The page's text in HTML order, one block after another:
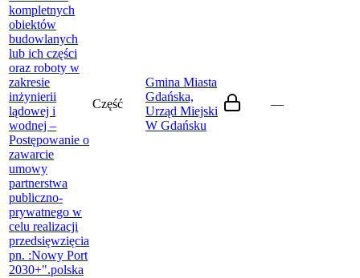
kompletnych
obiektów
budowlanych
lub ich części
oraz roboty w
zakresie
inżynierii
lądowej i
wodnej –
Postępowanie o
zawarcie
umowy
partnerstwa
publiczno-
prywatnego w
celu realizacji
przedsięwzięcia
pn. :Nowy Port
2030+".polska
Część
Gmina Miasta
Gdańska,
Urząd Miejski
W Gdańsku
—